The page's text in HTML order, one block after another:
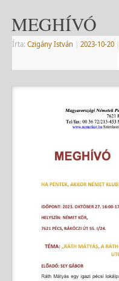
MEGHÍVÓ
Írta: Czigány István 2023-10-20